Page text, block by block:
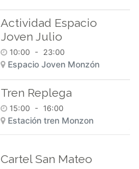
Actividad Espacio
Joven Julio
10:00 - 23:00
Espacio Joven Monzón
Tren Replega
15:00 - 16:00
Estación tren Monzon
Cartel San Mateo